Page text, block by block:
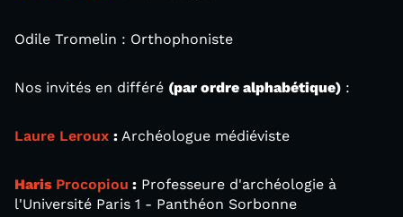
Odile Tromelin : Orthophoniste
Nos invités en différé (par ordre alphabétique) :
Laure Leroux : Archéologue médiéviste
Haris Procopiou : Professeure d'archéologie à
l'Université Paris 1 - Panthéon Sorbonne